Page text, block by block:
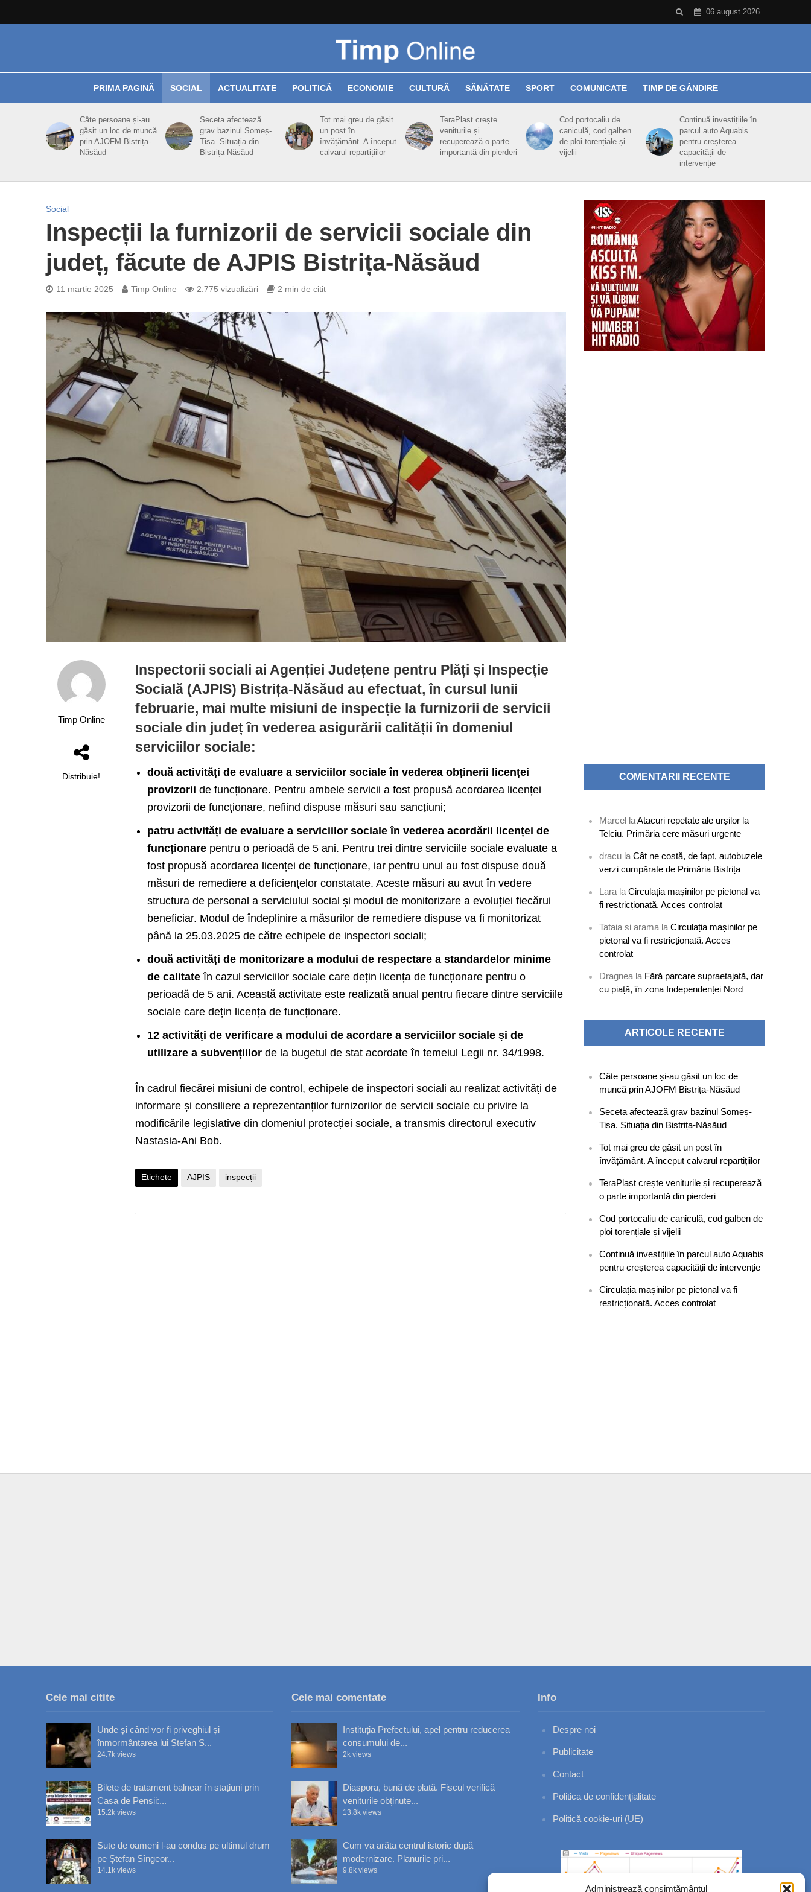
Administrează consimțământul
06 august 2026
PRIMA PAGINĂ SOCIAL ACTUALITATE POLITICĂ ECONOMIE CULTURĂ SĂNĂTATE SPORT COMUNICATE TIMP DE GÂNDIRE
Câte persoane și-au
găsit un loc de muncă
prin AJOFM Bistrița-
Năsăud
Seceta afectează
grav bazinul Someș-
Tisa. Situația din
Bistrița-Năsăud
Tot mai greu de găsit
un post în
învățământ. A început
calvarul repartițiilor
TeraPlast crește
veniturile și
recuperează o parte
importantă din pierderi
Cod portocaliu de
caniculă, cod galben
de ploi torențiale și
vijelii
Continuă investițiile în
parcul auto Aquabis
pentru creșterea
capacității de
intervenție
Social
Inspecții la furnizorii de servicii sociale din
județ, făcute de AJPIS Bistrița-Năsăud
11 martie 2025 Timp Online 2.775 vizualizări 2 min de citit
Timp Online
Distribuie!
Inspectorii sociali ai Agenției Județene pentru Plăți și Inspecție
Socială (AJPIS) Bistrița-Năsăud au efectuat, în cursul lunii
februarie, mai multe misiuni de inspecție la furnizorii de servicii
sociale din județ în vederea asigurării calității în domeniul
serviciilor sociale:
două activități de evaluare a serviciilor sociale în vederea obținerii licenței
provizorii de funcționare. Pentru ambele servicii a fost propusă acordarea licenței
provizorii de funcționare, nefiind dispuse măsuri sau sancțiuni;
patru activități de evaluare a serviciilor sociale în vederea acordării licenței de
funcționare pentru o perioadă de 5 ani. Pentru trei dintre serviciile sociale evaluate a
fost propusă acordarea licenței de funcționare, iar pentru unul au fost dispuse două
măsuri de remediere a deficiențelor constatate. Aceste măsuri au avut în vedere
structura de personal a serviciului social și modul de monitorizare a evoluției fiecărui
beneficiar. Modul de îndeplinire a măsurilor de remediere dispuse va fi monitorizat
până la 25.03.2025 de către echipele de inspectori sociali;
două activități de monitorizare a modului de respectare a standardelor minime
de calitate în cazul serviciilor sociale care dețin licența de funcționare pentru o
perioadă de 5 ani. Această activitate este realizată anual pentru fiecare dintre serviciile
sociale care dețin licența de funcționare.
12 activități de verificare a modului de acordare a serviciilor sociale și de
utilizare a subvențiilor de la bugetul de stat acordate în temeiul Legii nr. 34/1998.
În cadrul fiecărei misiuni de control, echipele de inspectori sociali au realizat activități de
informare și consiliere a reprezentanților furnizorilor de servicii sociale cu privire la
modificările legislative din domeniul protecției sociale, a transmis directorul executiv
Nastasia-Ani Bob.
Etichete AJPIS inspecții
COMENTARII RECENTE
Marcel laAtacuri repetate ale urșilor la
Telciu. Primăria cere măsuri urgente
dracu laCât ne costă, de fapt, autobuzele
verzi cumpărate de Primăria Bistrița
Lara laCirculația mașinilor pe pietonal va
fi restricționată. Acces controlat
Tataia si arama laCirculația mașinilor pe
pietonal va fi restricționată. Acces
controlat
Dragnea la Fără parcare supraetajată, dar
cu piață, în zona Independenței Nord
ARTICOLE RECENTE
Câte persoane și-au găsit un loc de
muncă prin AJOFM Bistrița-Năsăud
Seceta afectează grav bazinul Someș-
Tisa. Situația din Bistrița-Năsăud
Tot mai greu de găsit un post în
învățământ. A început calvarul repartițiilor
TeraPlast crește veniturile și recuperează
o parte importantă din pierderi
Cod portocaliu de caniculă, cod galben de
ploi torențiale și vijelii
Continuă investițiile în parcul auto Aquabis
pentru creșterea capacității de intervenție
Circulația mașinilor pe pietonal va fi
restricționată. Acces controlat
Cele mai citite
Unde și când vor fi priveghiul și
înmormântarea lui Ștefan S...
24.7k views
Bilete de tratament balnear în stațiuni prin
Casa de Pensii:...
15.2k views
Sute de oameni l-au condus pe ultimul drum
pe Ștefan Sîngeor...
14.1k views
Cele mai comentate
Instituția Prefectului, apel pentru reducerea
consumului de...
2k views
Diaspora, bună de plată. Fiscul verifică
veniturile obținute...
13.8k views
Cum va arăta centrul istoric după
modernizare. Planurile pri...
9.8k views
Info
Despre noi
Publicitate
Contact
Politica de confidențialitate
Politică cookie-uri (UE)